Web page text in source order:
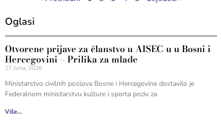
Oglasi
Otvorene prijave za članstvo u AISEC-u u Bosni i
Hercegovini – Prilika za mlade
17 Juna, 2026
Ministarstvo civilnih poslova Bosne i Hercegovine dostavilo je
Federalnom ministarstvu kulture i sporta poziv za
Više...